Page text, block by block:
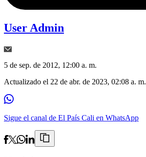
User Admin
5 de sep. de 2012, 12:00 a. m.
Actualizado el 22 de abr. de 2023, 02:08 a. m.
Sigue el canal de El País Cali en WhatsApp